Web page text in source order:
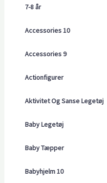
7-8 år
Accessories 10
Accessories 9
Actionfigurer
Aktivitet Og Sanse Legetøj
Baby Legetøj
Baby Tæpper
Babyhjelm 10